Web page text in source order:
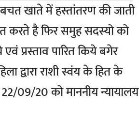
खाते में हस्तांतरण की जाती
करते है फिर समुह सदस्यो को
प्रस्ताव पारित किये बगेर
द्वारा राशी स्वंय के हित के
09/20 को माननीय न्यायालय